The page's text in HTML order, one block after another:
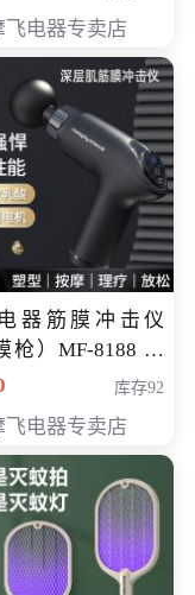
飞电器专卖店
器筋膜冲击仪
枪）MF-8188 会
268元
库存92
飞电器专卖店